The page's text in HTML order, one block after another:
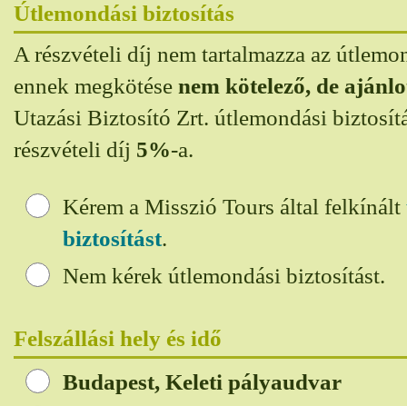
Útlemondási biztosítás
A részvételi díj nem tartalmazza az
ennek megkötése nem kötelező, de
Utazási Biztosító Zrt. útlemondási
részvételi díj 5%-a.
Kérem a Misszió Tours által felkínált
biztosítást.
Nem kérek útlemondási biztosítást.
Felszállási hely és idő
Budapest, Keleti pályaudvar